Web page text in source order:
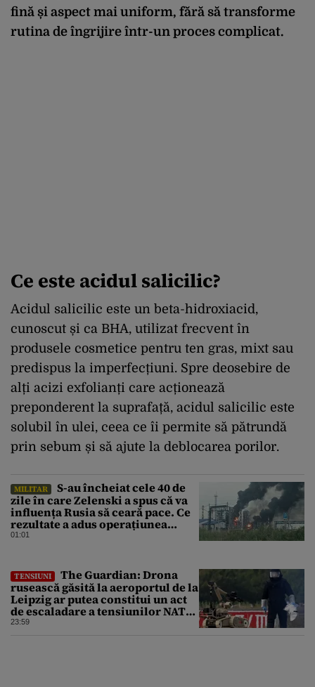
fină și aspect mai uniform, fără să transforme
rutina de îngrijire într-un proces complicat.
Ce este acidul salicilic?
Acidul salicilic este un beta-hidroxiacid,
cunoscut și ca BHA, utilizat frecvent în
produsele cosmetice pentru ten gras, mixt sau
predispus la imperfecțiuni. Spre deosebire de
alți acizi exfolianți care acționează
preponderent la suprafață, acidul salicilic este
solubil în ulei, ceea ce îi permite să pătrundă
prin sebum și să ajute la deblocarea porilor.
MILITAR
S-au încheiat cele 40 de
zile în care Zelenski a spus că va
influența Rusia să ceară pace. Ce
rezultate a adus operațiunea
Kievului
01:01
TENSIUNI
The Guardian: Drona
rusească găsită la aeroportul de la
Leipzig ar putea constitui un act
de escaladare a tensiunilor NATO-
Rusia
23:59